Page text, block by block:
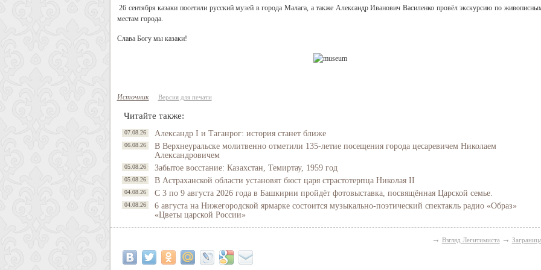
26 сентября казаки посетили русский музей в города Малага, а также Александр Иванович Василенко провёл экскурсию по
местам города.
Слава Богу мы казаки!
Источник Версия для печати
Читайте также:
07.08.26 Александр I и Таганрог: история станет ближе
06.08.26
В Верхнеуральске молитвенно отметили 135-летие посещения города цесаревичем Николаем
Александровичем
05.08.26 Забытое восстание: Казахстан, Темиртау, 1959 год
05.08.26 В Астраханской области установят бюст царя страстотерпца Николая II
04.08.26 С 3 по 9 августа 2026 года в Башкирии пройдёт фотовыставка, посвящённая Царской семье.
04.08.26
6 августа на Нижегородской ярмарке состоится музыкально-поэтический спектакль радио «Образ»
«Цветы царской России»
→ Взгляд Легитимиста →